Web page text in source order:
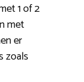
1 of 2
met
er
zoals